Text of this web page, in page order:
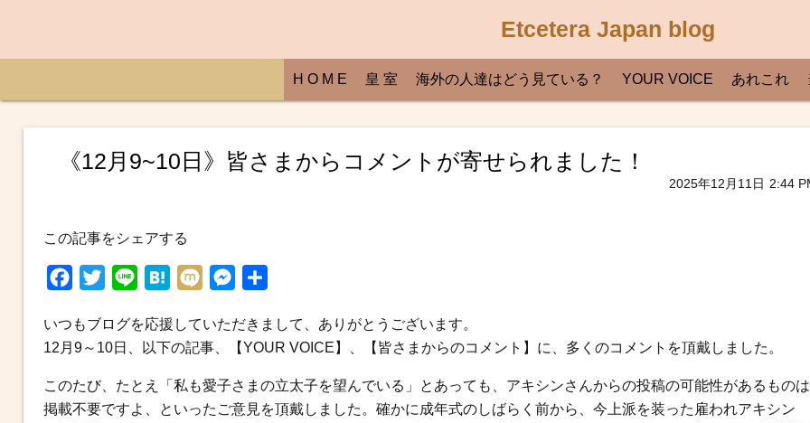
Etcetera Japan blog
H O M E 皇 室 海外の人達はどう見ている？ YOUR VOICE あれこれ
《12月9~10日》皆さまからコメントが寄せられました！
2025年12月11日 2:44
この記事をシェアする
c
e
b
o
i
t
e
n
e
H
t
e
n
a
M
x
i
s
s
e
n
いつもブログを応援していただきまして、ありがとうございます。
12月9～10日、以下の記事、【YOUR VOICE】、【皆さまからのコメント】に、多くのコメントを頂戴しました。
このたび、たとえ「私も愛子さまの立太子を望んでいる」とあっても、アキシンさんからの投稿の可能性があるものは
掲載不要ですよ、といったご意見を頂戴しました。確かに成年式のしばらく前から、今上派を装った雇われアキシン